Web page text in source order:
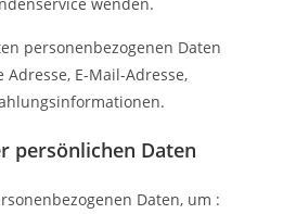
personenbezogenen Daten
E-Mail-Adresse,
persönlichen Daten
Daten, um :